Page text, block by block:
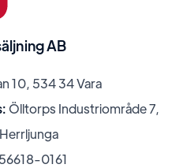
AB
10, 534 34 Vara
Ölltorps Industriområde 7,
0161